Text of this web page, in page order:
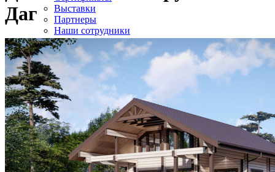
Выставки
Партнеры
Наши сотрудники
Производство
Вакансии
ПОСТРОЕННЫЕ ДОМА
ПОСТРОЕННЫЕ ДОМА
Галерея готовых объектов
Карта объектов
Строящиеся объекты
ПРОЕКТЫ
ПРОЕКТЫ
Даг